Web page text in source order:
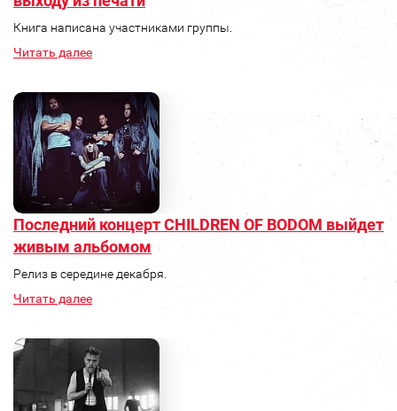
Книга написана участниками группы.
Читать далее
Последний концерт CHILDREN OF BODOM выйдет
живым альбомом
Релиз в середине декабря.
Читать далее